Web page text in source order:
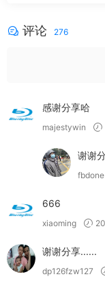
评论 276
感谢分享哈
majestywin
谢谢
fbdone
666
xiaoming
谢谢分享......
dp126fzw127